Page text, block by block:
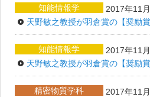
知能情報学
2017年11
天野敏之教授が羽倉賞の【奨励
知能情報学
2017年11
天野敏之教授が羽倉賞の【奨励
精密物質学科
2017年11